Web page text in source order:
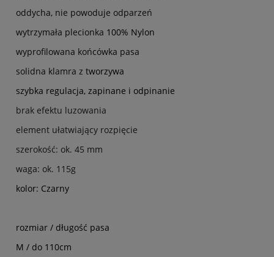
oddycha, nie powoduje odparzeń
wytrzymała plecionka 100% Nylon
wyprofilowana końcówka pasa
solidna klamra z tworzywa
szybka regulacja, zapinane i odpinanie
brak efektu luzowania
element ułatwiający rozpięcie
szerokość: ok. 45 mm
waga: ok. 115g
kolor: Czarny
rozmiar / długość pasa
M / do 110cm